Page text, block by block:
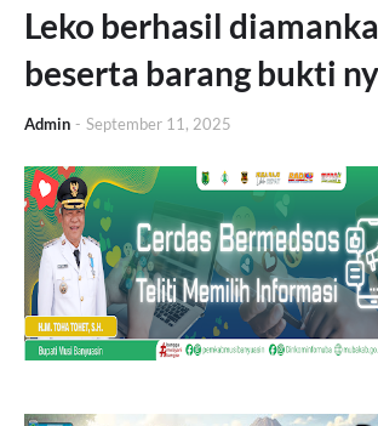
Leko berhasil
beserta barang bukti
Admin - September 11, 2025